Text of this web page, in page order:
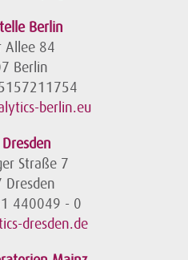
Berlin
Allee 84
Berlin
berlin.eu
Dresden
Straße 7
Dresden
440049 - 0
dresden.de